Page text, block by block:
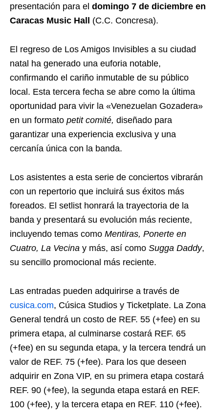
presentación para el domingo 7 de diciembre en
Caracas Music Hall
(C.C. Concresa).
El regreso de Los Amigos Invisibles a su ciudad
natal ha generado una euforia notable,
confirmando el cariño inmutable de su público
local. Esta tercera fecha se abre como la última
oportunidad para vivir la «Venezuelan Gozadera»
en un formato petit comité, diseñado para
garantizar una experiencia exclusiva y una
cercanía única con la banda.
Los asistentes a esta serie de conciertos vibrarán
con un repertorio que incluirá sus éxitos más
foreados. El setlist honrará la trayectoria de la
banda y presentará su evolución más reciente,
incluyendo temas como Mentiras, Ponerte en
Cuatro, La Vecina y más, así como Sugga Daddy,
su sencillo promocional más reciente.
Las entradas pueden adquirirse a través de
cusica.com, Cúsica Studios y Ticketplate. La Zona
General tendrá un costo de REF. 55 (+fee) en su
primera etapa, al culminarse costará REF. 65
(+fee) en su segunda etapa, y la tercera tendrá un
valor de REF. 75 (+fee). Para los que deseen
adquirir en Zona VIP, en su primera etapa costará
REF. 90 (+fee), la segunda etapa estará en REF.
100 (+fee), y la tercera etapa en REF. 110 (+fee).